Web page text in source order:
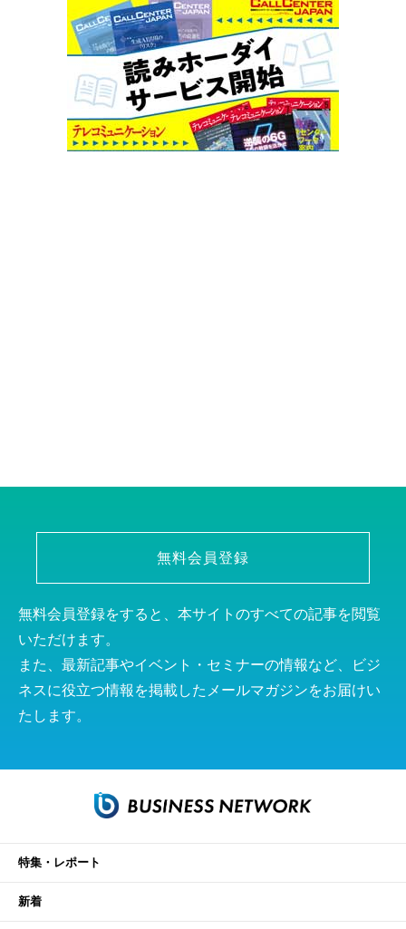
無料会員登録
無料会員登録をすると、本サイトのすべての記事を閲覧
いただけます。
また、最新記事やイベント・セミナーの情報など、ビジ
ネスに役立つ情報を掲載したメールマガジンをお届けい
たします。
特集・レポート
新着